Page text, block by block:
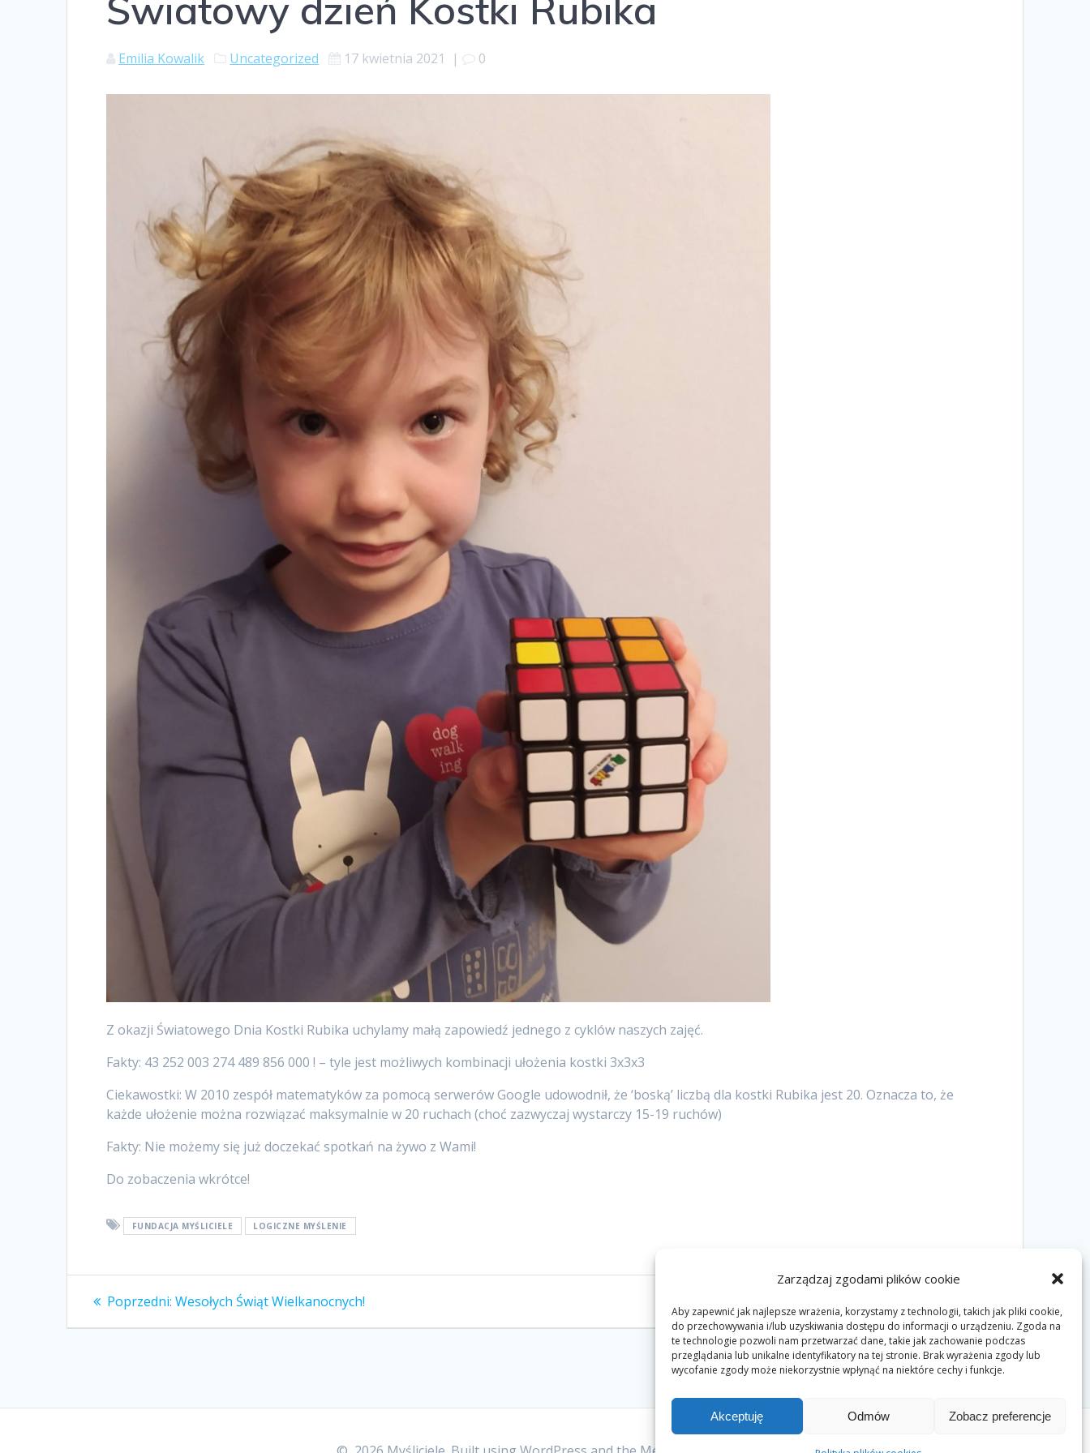
Zarządzaj zgodami plików cookie
Aby zapewnić jak najlepsze wrażenia, korzystamy z technologii, takich jak pliki cookie,
do przechowywania i/lub uzyskiwania dostępu do informacji o urządzeniu. Zgoda na
te technologie pozwoli nam przetwarzać dane, takie jak zachowanie podczas
przeglądania lub unikalne identyfikatory na tej stronie. Brak wyrażenia zgody lub
wycofanie zgody może niekorzystnie wpłynąć na niektóre cechy i funkcje.
Akceptuję Odmów Zobacz preferencje
Światowy dzień Kostki Rubika
Emilia Kowalik Uncategorized 17 kwietnia 2021 | 0
Z okazji Światowego Dnia Kostki Rubika uchylamy małą zapowiedź jednego z cyklów naszych zajęć.
Fakty: 43 252 003 274 489 856 000 ! – tyle jest możliwych kombinacji ułożenia kostki 3x3x3
Ciekawostki: W 2010 zespół matematyków za pomocą serwerów Google udowodnił, że ‘boską’ liczbą dla kostki Rubika jest 20. Oznacza to, że
każde ułożenie można rozwiązać maksymalnie w 20 ruchach (choć zazwyczaj wystarczy 15-19 ruchów)
Fakty: Nie możemy się już doczekać spotkań na żywo z Wami!
Do zobaczenia wkrótce!
FUNDACJA MYŚLICIELE LOGICZNE MYŚLENIE
Nawigacja
wpisu
Poprzedni: Poprzedni
Wesołych Świąt Wielkanocnych!
wpis: